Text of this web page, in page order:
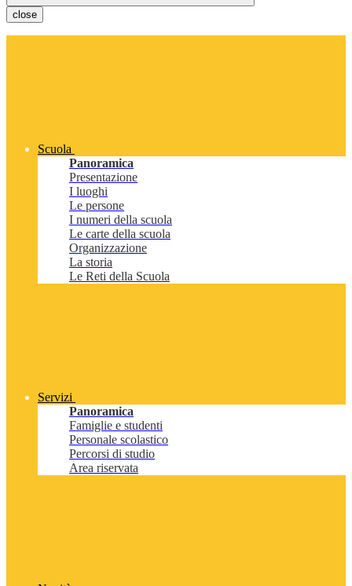
close
Scuola
Panoramica
Presentazione
I luoghi
Le persone
I numeri della scuola
Le carte della scuola
Organizzazione
La storia
Le Reti della Scuola
Servizi
Panoramica
Famiglie e studenti
Personale scolastico
Percorsi di studio
Area riservata